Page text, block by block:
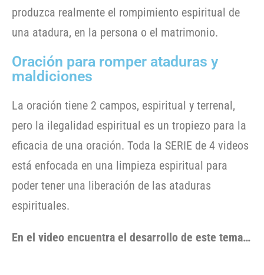
produzca realmente el rompimiento espiritual de
una atadura, en la persona o el matrimonio.
Oración para romper ataduras y
maldiciones
La oración tiene 2 campos, espiritual y terrenal,
pero la ilegalidad espiritual es un tropiezo para la
eficacia de una oración. Toda la SERIE de 4 videos
está enfocada en una limpieza espiritual para
poder tener una liberación de las ataduras
espirituales.
En el video encuentra el desarrollo de este tema…